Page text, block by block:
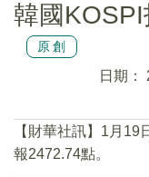
韓國
原創
日期：
【財華社訊】1月19
報2472.74點。